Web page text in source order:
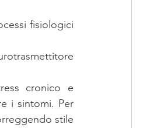
fisiologici
cronico e
i sintomi. Per
stile